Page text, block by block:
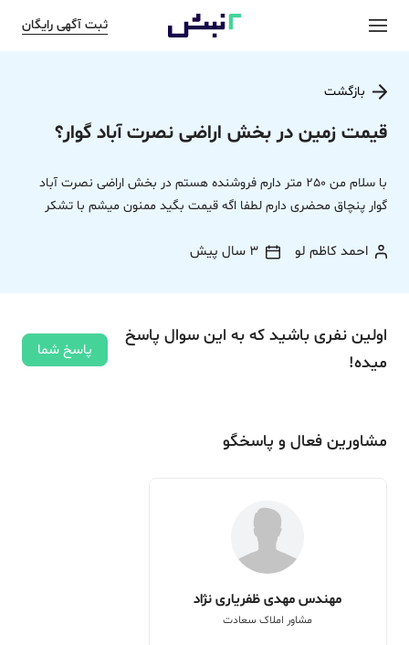
ثبت آگهی رایگان
بازگشت
قیمت زمین در بخش اراضی نصرت آباد گوار؟
با سلام من 250 متر دارم فروشنده هستم در بخش اراضی نصرت آباد
گوار پنچاق محضری دارم لطفا اگه قیمت بگید ممنون میشم با تشکر
احمد کاظم لو 3 سال پیش
اولین نفری باشید که به این سوال پاسخ
میده!
پاسخ شما
مشاورین فعال و پاسخگو
مهندس مهدی ظفریاری نژاد
مشاور املاک سعادت